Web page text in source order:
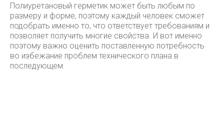
Полиуретановый герметик может быть любым по
размеру и форме, поэтому каждый человек сможет
подобрать именно то, что ответствует требованиям и
позволяет получить многие свойства. И вот именно
поэтому важно оценить поставленную потребность
во избежание проблем технического плана в
последующем.